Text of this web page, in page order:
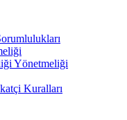
Yönetmeliği
Kuralları